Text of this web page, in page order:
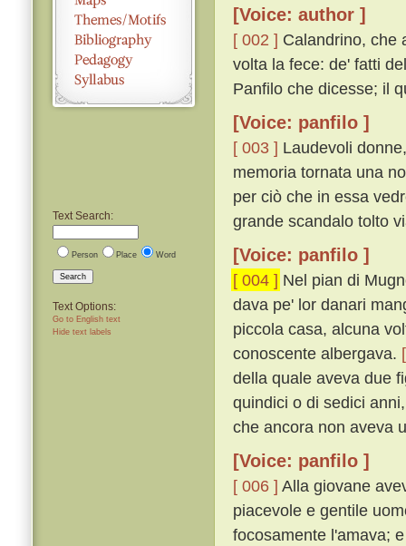
Text Search:
Person Place Word
Search
Text Options:
Go to English text
Hide text labels
[Voice: author ]
[ 002 ] Calandrino, che
volta la fece: de' fatti
Panfilo che dicesse; il
[Voice: panfilo ]
[ 003 ] Laudevoli
memoria tornata una
per ciò che in essa
grande scandalo tolto
[Voice: panfilo ]
[ 004 ] Nel pian di
dava pe' lor danari
piccola casa, alcuna
conoscente albergava.
della quale aveva due
quindici o di sedici
che ancora non aveva
[Voice: panfilo ]
[ 006 ] Alla giovane
piacevole e gentile
focosamente l'amava;